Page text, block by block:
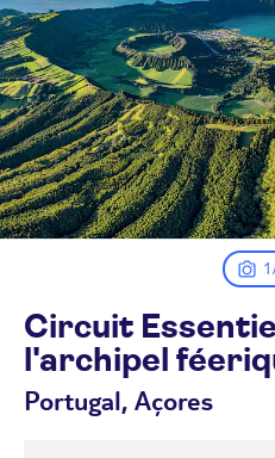
Circuit
l'archipel
Portugal, Açores